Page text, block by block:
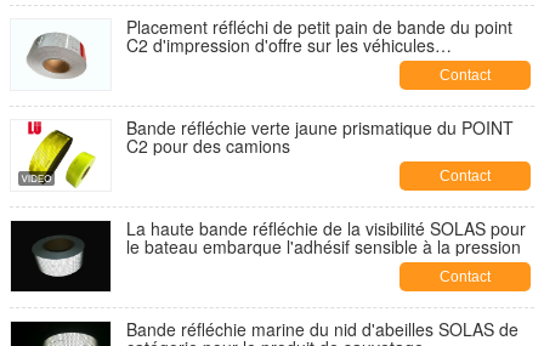
Placement réfléchi de petit pain de bande du point
C2 d'impression d'offre sur les véhicules
Contact
Bande réfléchie verte jaune prismatique du POINT
C2 pour des camions
Contact
La haute bande réfléchie de la visibilité SOLAS pour
le bateau embarque l'adhésif sensible à la pression
Contact
Bande réfléchie marine du nid d'abeilles SOLAS de